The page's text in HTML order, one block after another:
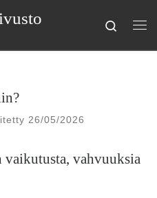
Search
26/05/2026
vahvuuksia